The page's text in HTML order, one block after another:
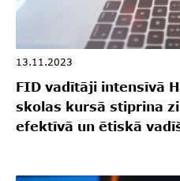
13.11.2023
FID vadītāji intensīvā
skolas kursā stiprina
efektīvā un ētiskā